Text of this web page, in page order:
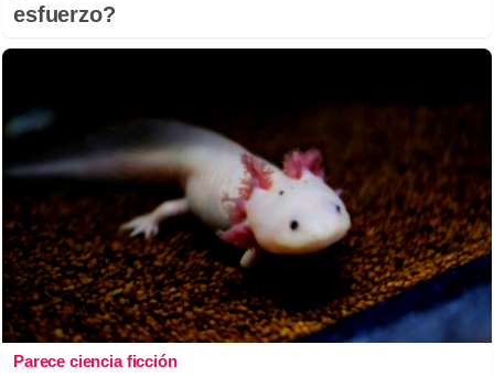
esfuerzo?
Parece ciencia ficción